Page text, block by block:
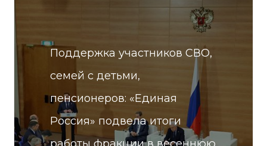
Поддержка участников СВО,
семей с детьми,
пенсионеров: «Единая
Россия» подвела итоги